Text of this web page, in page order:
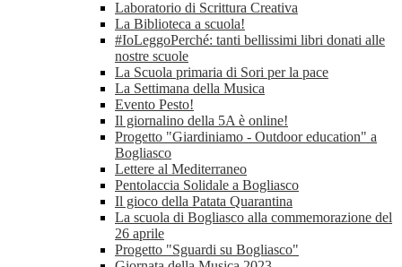
Laboratorio di Scrittura Creativa
La Biblioteca a scuola!
#IoLeggoPerché: tanti bellissimi libri donati alle
nostre scuole
La Scuola primaria di Sori per la pace
La Settimana della Musica
Evento Pesto!
Il giornalino della 5A è online!
Progetto "Giardiniamo - Outdoor education" a
Bogliasco
Lettere al Mediterraneo
Pentolaccia Solidale a Bogliasco
Il gioco della Patata Quarantina
La scuola di Bogliasco alla commemorazione del
26 aprile
Progetto "Sguardi su Bogliasco"